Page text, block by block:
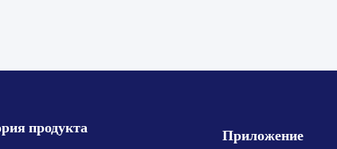
продукта Приложение